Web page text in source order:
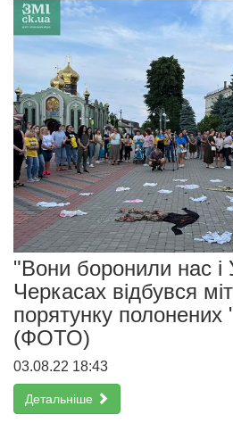
"Вони боронили нас і
Черкасах відбувся
порятунку полонених
(ФОТО)
03.08.22 18:43
Детальніше